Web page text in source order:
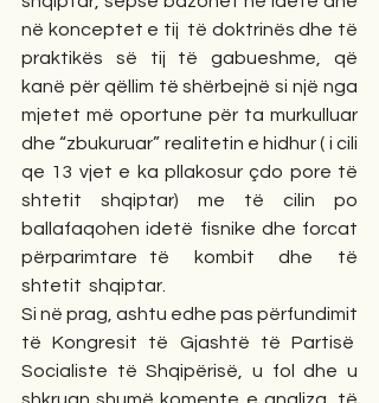
në konceptet e tij  të doktrinës dhe të
praktikës së tij të gabueshme, që
kanë për qëllim të shërbejnë si një nga
mjetet më oportune për ta murkulluar
dhe “zbukuruar” realitetin e hidhur ( i cili
qe 13 vjet e ka pllakosur çdo pore të
shtetit shqiptar) me të cilin po
ballafaqohen idetë fisnike dhe forcat
përparimtare të  kombit  dhe  të
shtetit  shqiptar.
Si në prag, ashtu edhe pas përfundimit
të Kongresit të Gjashtë të Partisë
Socialiste të Shqipërisë, u fol dhe u